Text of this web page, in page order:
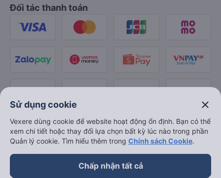
Đối tác thanh toán
Sử dụng cookie close
Vexere dùng cookie để website hoạt động ổn định. Bạn có thể
xem chi tiết hoặc thay đổi lựa chọn bất kỳ lúc nào trong phần
Quản lý cookie. Tìm hiểu thêm trong Chính sách Cookie.
Chấp nhận tất cả